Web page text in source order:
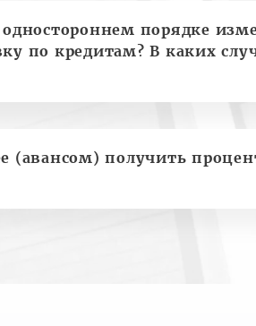
порядке
по кредитам? В каких
(авансом) получить